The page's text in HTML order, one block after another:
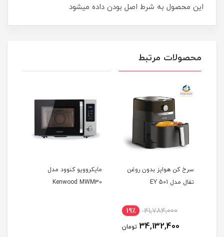
این محصول به شرط اصل بودن داده میشود
محصولات مرتبط
سرخ كن هواپز بدون روغن
تفال مدل EY 501
41,784,000 19٪
34,132,400 تومان
مایکروویو کنوود مدل
Kenwood MWM30